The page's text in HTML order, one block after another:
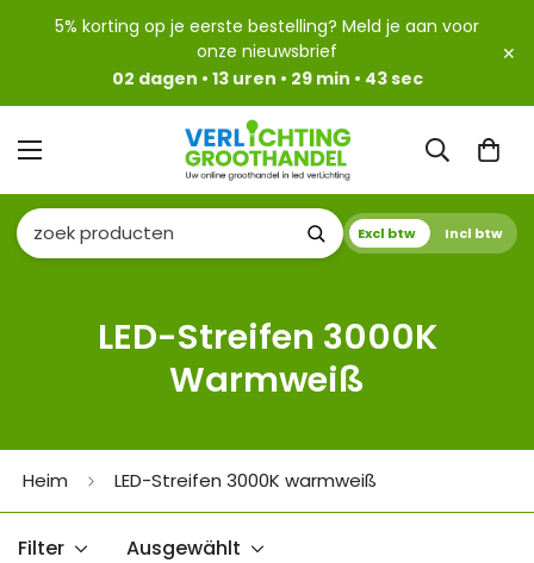
5% korting op je eerste bestelling? Meld je aan voor
onze nieuwsbrief
02 dagen • 13 uren • 29 min • 43 sec
✕
Excl btw Incl btw
LED-Streifen 3000K
Warmweiß
Heim LED-Streifen 3000K warmweiß
Filter Ausgewählt